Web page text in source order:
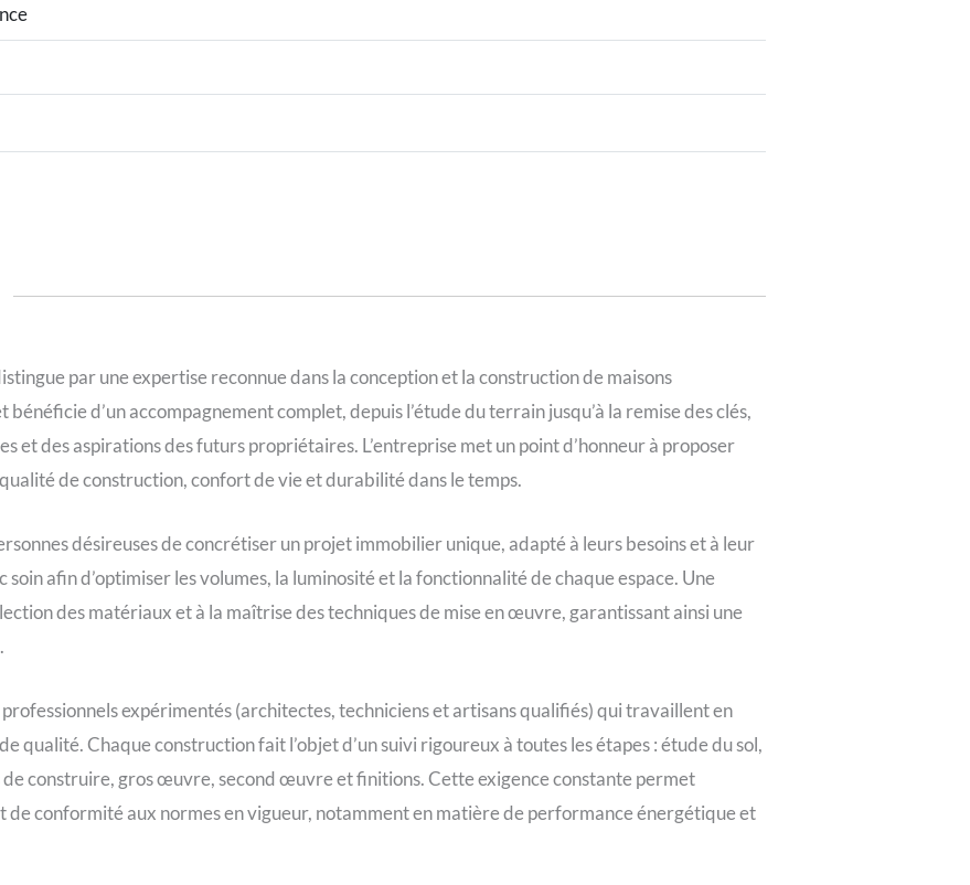
par une expertise reconnue dans la conception et la construction de maisons
d’un accompagnement complet, depuis l’étude du terrain jusqu’à la remise des clés,
et des aspirations des futurs propriétaires. L’entreprise met un point d’honneur à proposer
de construction, confort de vie et durabilité dans le temps.
désireuses de concrétiser un projet immobilier unique, adapté à leurs besoins et à leur
soin afin d’optimiser les volumes, la luminosité et la fonctionnalité de chaque espace. Une
des matériaux et à la maîtrise des techniques de mise en œuvre, garantissant ainsi une
professionnels expérimentés (architectes, techniciens et artisans qualifiés) qui travaillent en
qualité. Chaque construction fait l’objet d’un suivi rigoureux à toutes les étapes : étude du sol,
construire, gros œuvre, second œuvre et finitions. Cette exigence constante permet
de conformité aux normes en vigueur, notamment en matière de performance énergétique et